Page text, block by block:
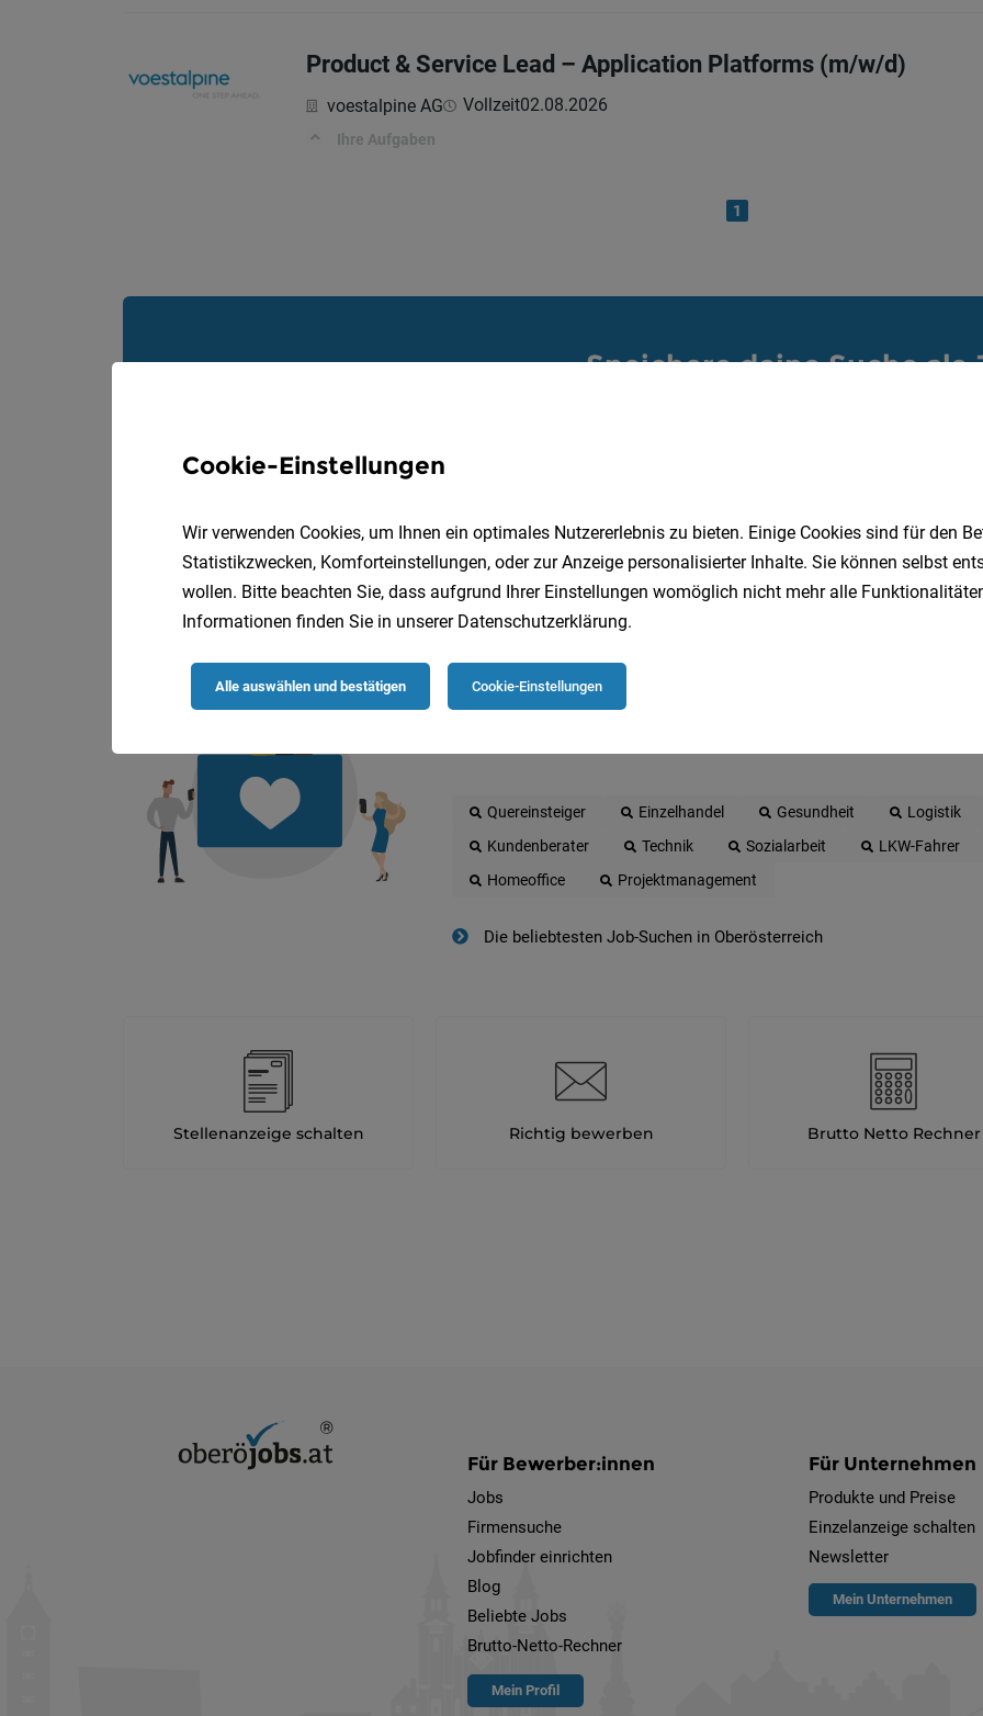
Product & Service Lead – Application Platforms (m/w/d)
voestalpine AG Vollzeit02.08.2026
Ihre Aufgaben
1
Speichere deine Suche als
Quereinsteiger Einzelhandel Gesundheit Logistik
Kundenberater
Technik Sozialarbeit LKW-Fahrer
Homeoffice
Projektmanagement
Die beliebtesten Job-Suchen in Oberösterreich
Stellenanzeige schalten Richtig bewerben Brutto Netto Rechner
Für Bewerber:innen
Jobs
Firmensuche
Jobfinder einrichten
Blog
Beliebte Jobs
Brutto-Netto-Rechner
Mein Profil
Für Unternehmen
Produkte und Preise
Einzelanzeige schalten
Newsletter
Mein Unternehmen
Cookie-Einstellungen
Wir verwenden Cookies, um Ihnen ein optimales Nutzererlebnis zu bieten. Einige Cookies sind für den
Statistikzwecken, Komforteinstellungen, oder zur Anzeige personalisierter Inhalte. Sie können selbst
wollen. Bitte beachten Sie, dass aufgrund Ihrer Einstellungen womöglich nicht mehr alle
Informationen finden Sie in unserer Datenschutzerklärung.
Alle auswählen und bestätigen Cookie-Einstellungen